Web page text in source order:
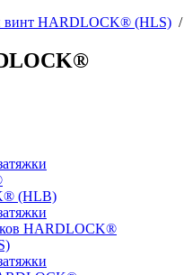
винт HARDLOCK® (HLS) /
(HLB)
HARDLOCK®